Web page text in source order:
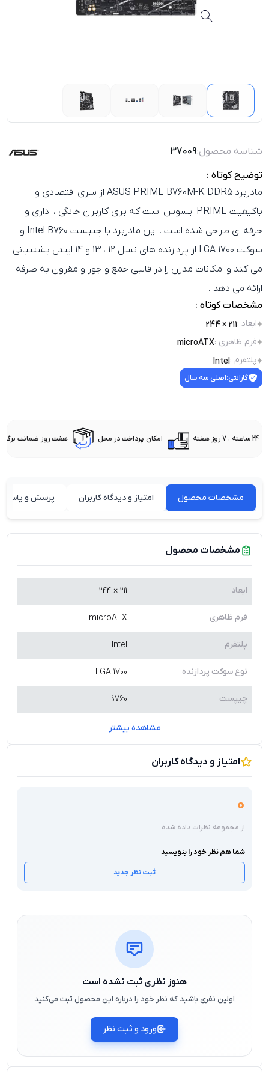
شناسه محصول:37009
توضیح کوتاه :
مادربردASUS PRIME B760M-K DDR5 از سری اقتصادی و
باکیفیت PRIME ایسوس است که برای کاربران خانگی ، اداری و
حرفه‌ ای طراحی شده است . این مادربرد با چیپست Intel B760
و
سوکت LGA 1700 از پردازنده‌ های نسل 12 ، 13 و 14 اینتل
پشتیبانی
می‌ کند و امکانات مدرن را در قالبی جمع‌ و جور و مقرون‌ به‌ صرفه
ارائه می‌ دهد .
مشخصات کوتاه :
ابعاد :
211 × 244
فرم ظاهری :
microATX
پلتفرم :
Intel
گارانتی:اصلی سه سال
24 ساعته ، 7 روز هفته امکان پرداخت در محل هفت روز ضمانت
مشخصات محصول امتیاز و دیدگاه کاربران پرسش و پاسخ
مشخصات محصول
ابعاد 211 × 244
فرم ظاهری microATX
پلتفرم Intel
نوع سوکت پردازنده LGA 1700
چیپست B760
مشاهده بیشتر
امتیاز و دیدگاه کاربران
0
از مجموعه نظرات داده شده
شما هم نظر خود را بنویسید
ثبت نظر جدید
هنوز نظری ثبت نشده است
اولین نفری باشید که نظر خود را درباره این محصول ثبت می‌کنید
ورود و ثبت نظر